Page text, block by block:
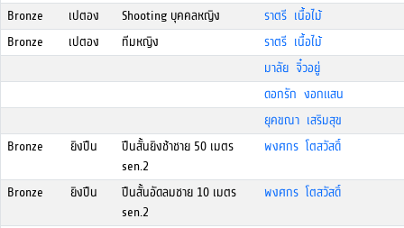
Bronze
เปตอง Shooting บุคคลหญิง
ราตรี เนื้อไม้
Bronze
เปตอง ทีมหญิง
ราตรี เนื้อไม้
มาลัย จิ๋วอยู่
ดอกรัก งอกแสน
ยุคขณา เสริมสุข
Bronze
ยิงปืน
ปืนสั้นยิงช้าชาย 50 เมตร
sen.2
พงศกร โตสวัสดิ์
Bronze ยิงปืน
ปืนสั้นอัดลมชาย 10 เมตร
sen.2
พงศกร โตสวัสดิ์